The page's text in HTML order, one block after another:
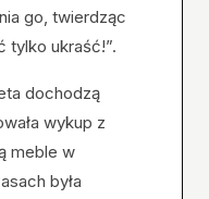
go, twierdząc
tylko ukraść!”.
dochodzą
wykup z
meble w
była